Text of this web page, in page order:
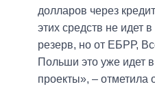
долларов через
этих средств не идет
резерв, но от ЕБРР,
Польши это уже идет
проекты», – отметила